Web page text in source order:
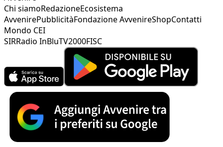
Chi siamoRedazioneEcosistema
AvvenirePubblicitàFondazione AvvenireShopContatti
Mondo CEI
SIRRadio InBluTV2000FISC